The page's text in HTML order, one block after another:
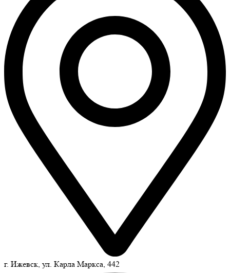
г. Ижевск, ул. Карла Маркса, 442